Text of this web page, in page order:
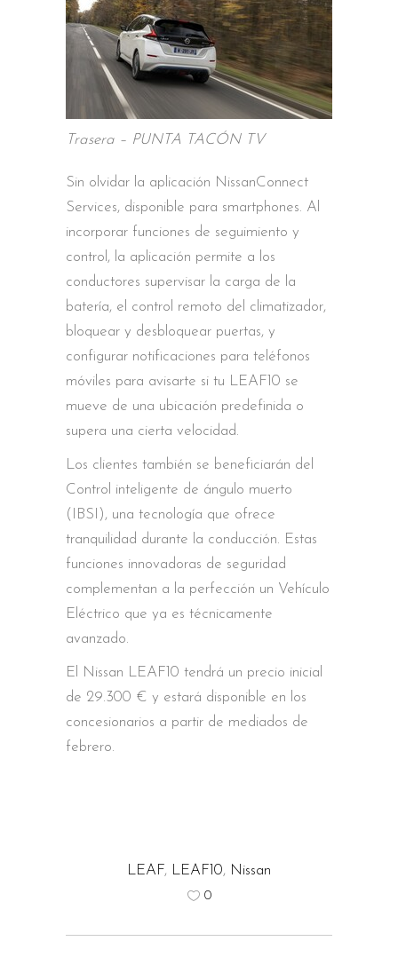
Trasera – PUNTA TACÓN TV
Sin olvidar la aplicación NissanConnect
Services, disponible para smartphones. Al
incorporar funciones de seguimiento y
control, la aplicación permite a los
conductores supervisar la carga de la
batería, el control remoto del climatizador,
bloquear y desbloquear puertas, y
configurar notificaciones para teléfonos
móviles para avisarte si tu LEAF10 se
mueve de una ubicación predefinida o
supera una cierta velocidad.
Los clientes también se beneficiarán del
Control inteligente de ángulo muerto
(IBSI), una tecnología que ofrece
tranquilidad durante la conducción. Estas
funciones innovadoras de seguridad
complementan a la perfección un Vehículo
Eléctrico que ya es técnicamente
avanzado.
El Nissan LEAF10 tendrá un precio inicial
de 29.300 € y estará disponible en los
concesionarios a partir de mediados de
febrero.
LEAF, LEAF10, Nissan
0